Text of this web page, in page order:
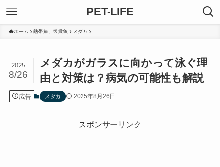
PET-LIFE
ホーム 熱帯魚、観賞魚 メダカ
メダカがガラスに向かって泳ぐ理
由と対策は？病気の可能性も解説
2025
8/26
広告 メダカ 2025年8月26日
スポンサーリンク